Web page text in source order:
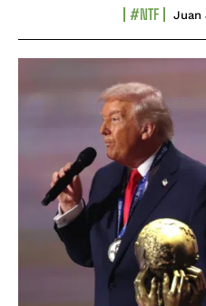
#NTF Juan